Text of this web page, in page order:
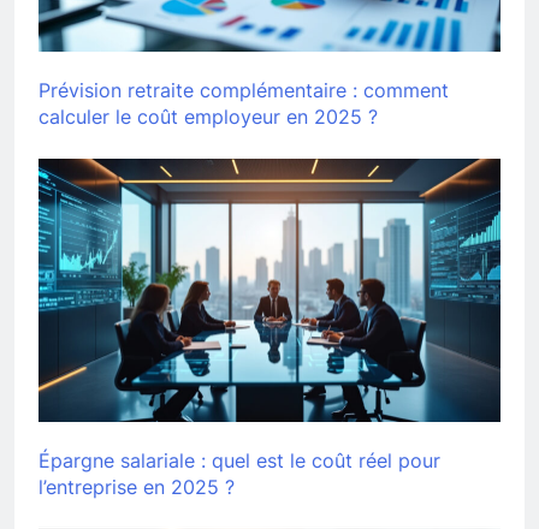
Prévision retraite complémentaire : comment
calculer le coût employeur en 2025 ?
Épargne salariale : quel est le coût réel pour
l’entreprise en 2025 ?